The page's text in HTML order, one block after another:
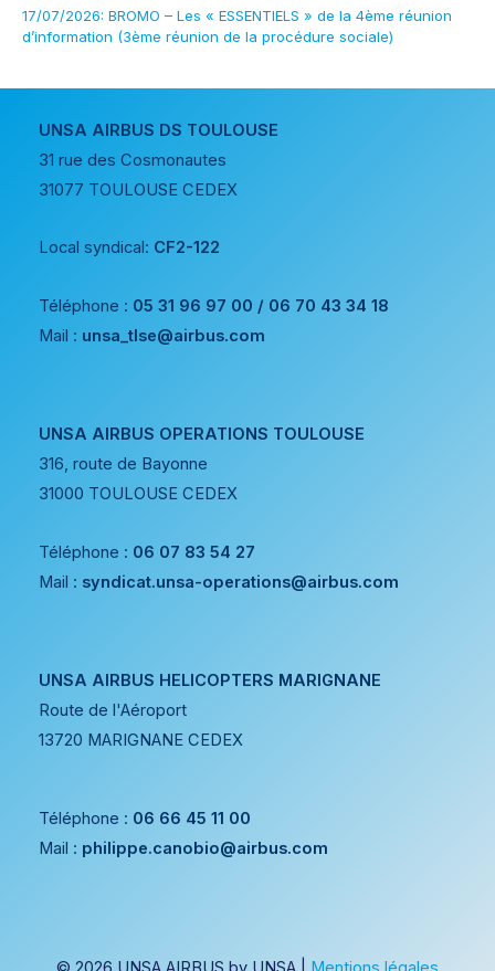
17/07/2026: BROMO – Les « ESSENTIELS » de la 4ème réunion
d’information (3ème réunion de la procédure sociale)
UNSA AIRBUS DS TOULOUSE
31 rue des Cosmonautes
31077 TOULOUSE CEDEX
Local syndical: CF2-122
Téléphone : 05 31 96 97 00 / 06 70 43 34 18
Mail : unsa_tlse@airbus.com
UNSA AIRBUS OPERATIONS TOULOUSE
316, route de Bayonne
31000 TOULOUSE CEDEX
Téléphone : 06 07 83 54 27
Mail : syndicat.unsa-operations@airbus.com
UNSA AIRBUS HELICOPTERS MARIGNANE
Route de l'Aéroport
13720 MARIGNANE CEDEX
Téléphone : 06 66 45 11 00
Mail : philippe.canobio@airbus.com